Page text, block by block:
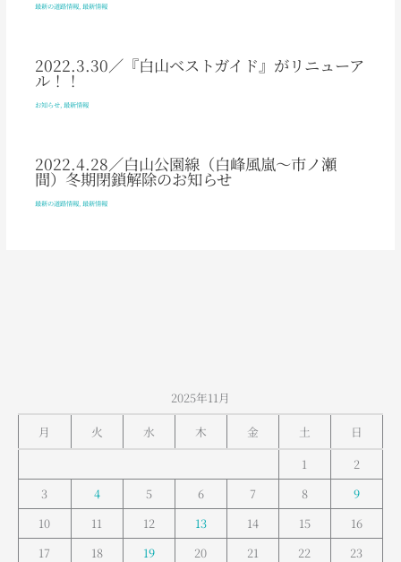
最新の道路情報, 最新情報
2022.3.30／『白山ベストガイド』がリニューア
ル！！
お知らせ, 最新情報
2022.4.28／白山公園線（白峰風嵐～市ノ瀬
間）冬期閉鎖解除のお知らせ
最新の道路情報, 最新情報
2025年11月
月
火 水 木 金 土
日
1
2
3
4 5 6 7 8
9
10
11 12 13 14 15
16
17
18 19 20 21 22
23